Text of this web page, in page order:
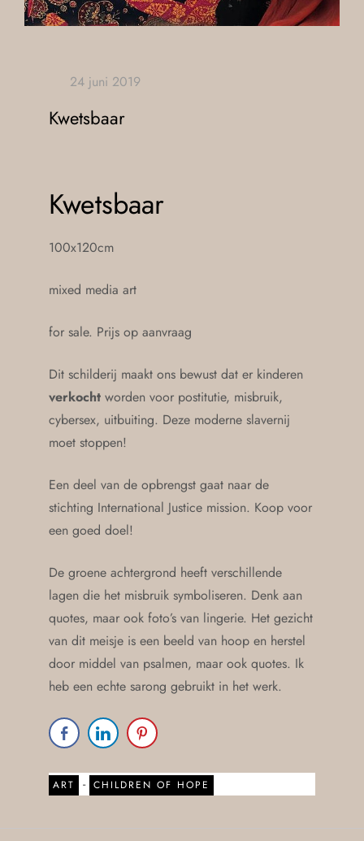
Kwetsbaar
Kwetsbaar
100x120cm
mixed media art
for sale. Prijs op aanvraag
Dit schilderij maakt ons bewust dat er kinderen
verkocht worden voor postitutie, misbruik,
cybersex, uitbuiting. Deze moderne slavernij
moet stoppen!
Een deel van de opbrengst gaat naar de
stichting International Justice mission. Koop voor
een goed doel!
De groene achtergrond heeft verschillende
lagen die het misbruik symboliseren. Denk aan
quotes, maar ook foto’s van lingerie. Het gezicht
van dit meisje is een beeld van hoop en herstel
door middel van psalmen, maar ook quotes. Ik
heb een echte sarong gebruikt in het werk.
ART - CHILDREN OF HOPE